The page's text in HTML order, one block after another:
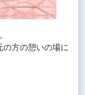
方の憩いの場に